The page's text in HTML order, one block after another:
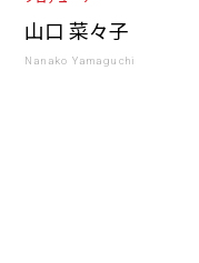
山口 菜々子
Nanako Yamaguchi